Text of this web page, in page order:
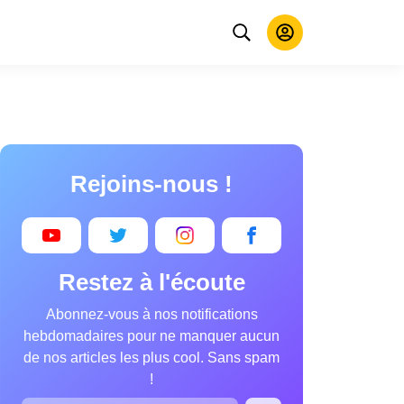
Rejoins-nous !
Restez à l'écoute
Abonnez-vous à nos notifications
hebdomadaires pour ne manquer aucun
de nos articles les plus cool. Sans spam
!